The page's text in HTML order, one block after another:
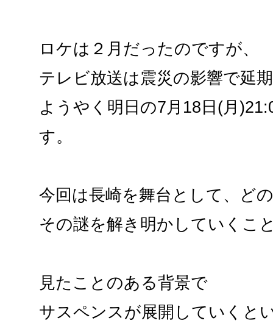
ロケは２月だったのですが、
テレビ放送は震災の影響で延
ようやく明日の7月18日(月
す。
今回は長崎を舞台として、ど
その謎を解き明かしていくこ
見たことのある背景で
サスペンスが展開していくと